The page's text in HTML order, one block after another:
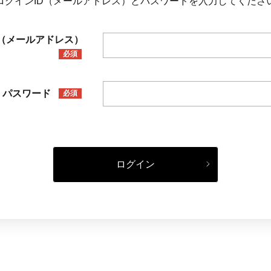
メールアドレス）
必須
パスワード 必須
ログイン